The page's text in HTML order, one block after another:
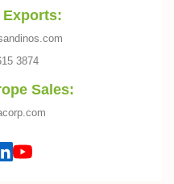
3874
Sales: